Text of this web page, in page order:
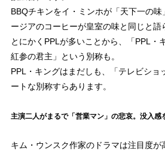
BBQチキンをイ・ミンホが「天下一の味
ージアのコーヒーが皇室の味と同じと語
とにかくPPLが多いことから、「PPL・
紅参の君主」という別称も。
PPL・キングはまだしも、「テレビショ
ートな別称すらあります。
主演二人がまるで「営業マン」の悲哀。没入感
キム・ウンスク作家のドラマは注目度が